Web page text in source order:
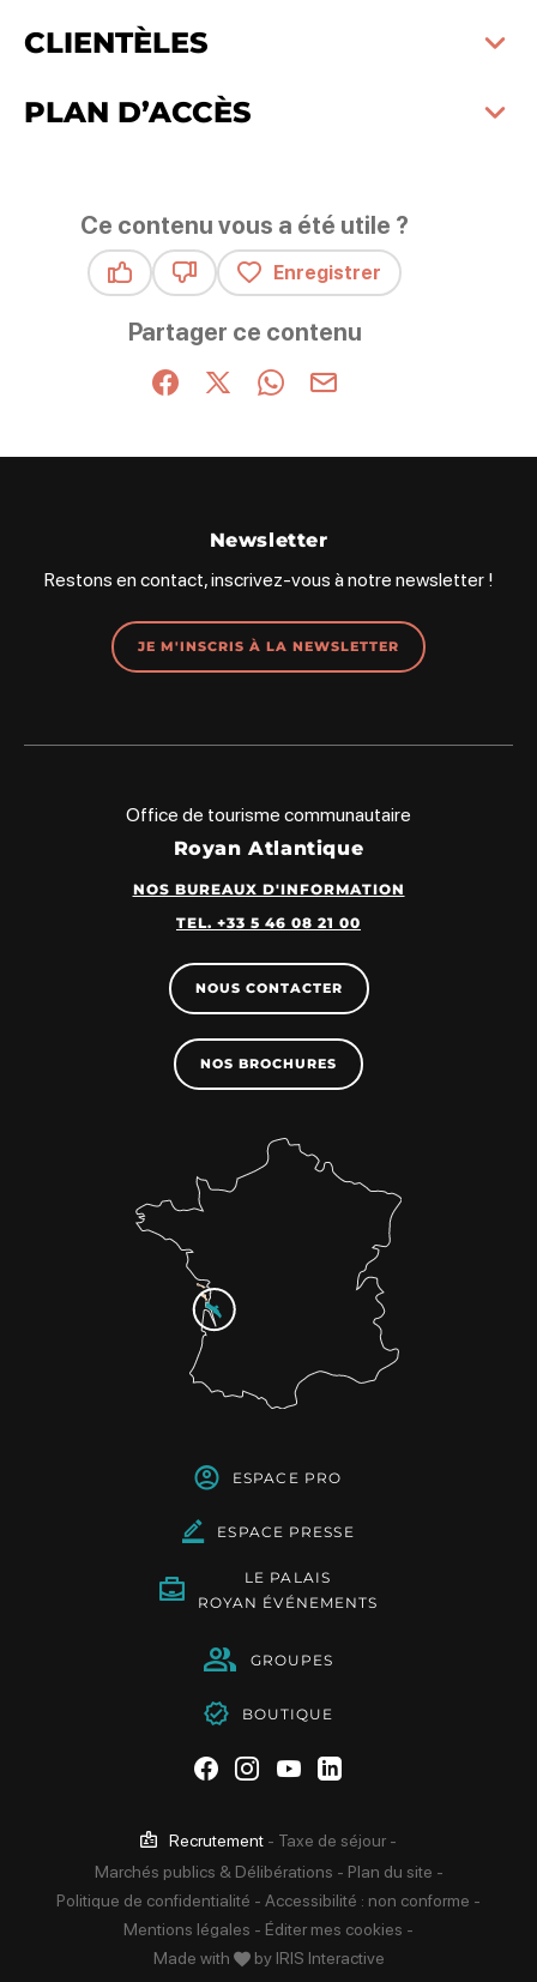
CLIENTÈLES
PLAN D’ACCÈS
Ce contenu vous a été utile ?
Enregistrer
Partager ce contenu
Partager sur Facebook (nouvelle fenêtre)
Partager sur X / Twitter (nouvelle
Partager sur WhatsApp
Partager par mail
Newsletter
Restons en contact, inscrivez-vous à notre newsletter !
JE M'INSCRIS À LA NEWSLETTER
Office de tourisme communautaire
Royan Atlantique
NOS BUREAUX D'INFORMATION
TEL. +33 5 46 08 21 00
NOUS CONTACTER
NOS BROCHURES
ESPACE PRO
ESPACE PRESSE
LE PALAIS
ROYAN ÉVÉNEMENTS
GROUPES
BOUTIQUE
Suivez-nous sur Facebook
Suivez-nous sur
Suivez-nous sur
Suivez-nous sur
Recrutement - Taxe de séjour -
Marchés publics & Délibérations - Plan du site -
Politique de confidentialité - Accessibilité : non conforme -
Mentions légales - Éditer mes cookies -
Made with
by IRIS Interactive